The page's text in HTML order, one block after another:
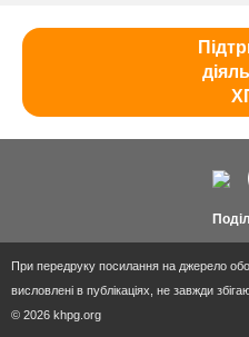
При передруку посилання на джерело
висловлені в публікаціях, не завжди
© 2026 khpg.org